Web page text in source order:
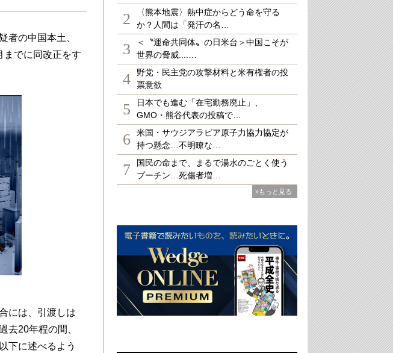
者の中国本土、
までに同改正をす
には、引渡しは
去20年程の間、
下に述べるよう
2
〈熊本地震〉熱中症からどう命を守る
か？人間は「発汗の名…
3
＜〝運命共同体〟の日米台＞中国こそが
世界の脅威....…
4
野党・民主党の攻撃材料と米有権者の投
票意欲
5
日本でも進む「在宅勤務廃止」、
GMO・熊谷代表の投稿で…
6
米国・サウジアラビア原子力協力協定が
持つ懸念…不明瞭な…
7
国民の命まで、まるで湯水のごとく使う
プーチン…死傷者増…
»もっと見る